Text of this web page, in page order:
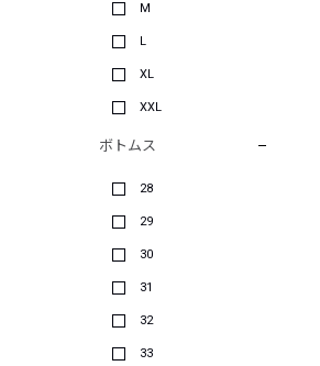
M
L
XL
XXL
ボトムス
28
29
30
31
32
33